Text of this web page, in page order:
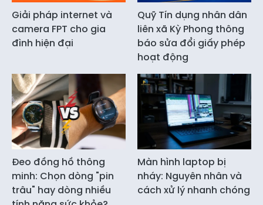
Giải pháp internet và
camera FPT cho gia
đình hiện đại
Quỹ Tín dụng nhân dân
liên xã Kỳ Phong thông
báo sửa đổi giấy phép
hoạt động
Đeo đồng hồ thông
minh: Chọn dòng "pin
trâu" hay dòng nhiều
Màn hình laptop bị
nháy: Nguyên nhân và
cách xử lý nhanh chóng